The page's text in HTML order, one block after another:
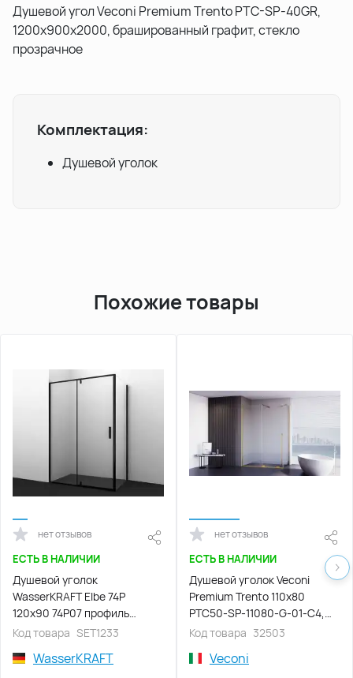
Душевой угол Veconi Premium Trento PTC-SP-40GR,
1200х900x2000, брашированный графит, стекло
прозрачное
Комплектация:
Душевой уголок
Похожие товары
нет отзывов
ЕСТЬ В НАЛИЧИИ
Душевой уголок
WasserKRAFT Elbe 74P
120х90 74P07 профиль
Черный стекло Прозрачное
Код товара SET1233
WasserKRAFT
нет отзывов
ЕСТЬ В НАЛИЧИИ
Душевой уголок Veconi
Premium Trento 110х80
PTC50-SP-11080-G-01-C4,
стекло Прозрачное профиль
Код товара 32503
Veconi